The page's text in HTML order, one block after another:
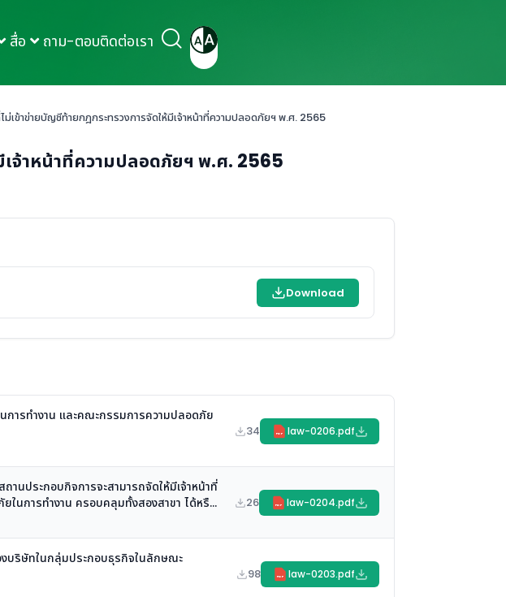
สื่อ ถาม-ตอบติดต่อเรา
ม่เข้าข่ายบัญชีท้ายกฎกระทรวงการจัดให้มีเจ้าหน้าที่ความปลอดภัยฯ พ.ศ. 2565
เจ้าหน้าที่ความปลอดภัยฯ พ.ศ. 2565
Download
การทำงาน และคณะกรรมการความปลอดภัย
34 PDF law-0206.pdf
นประกอบกิจการจะสามารถจัดให้มีเจ้าหน้าที่
นการทำงาน ครอบคลุมทั้งสองสาขา ได้หรือ
26 PDF law-0204.pdf
งบริษัทในกลุ่มประกอบธุรกิจในลักษณะ
98 PDF law-0203.pdf